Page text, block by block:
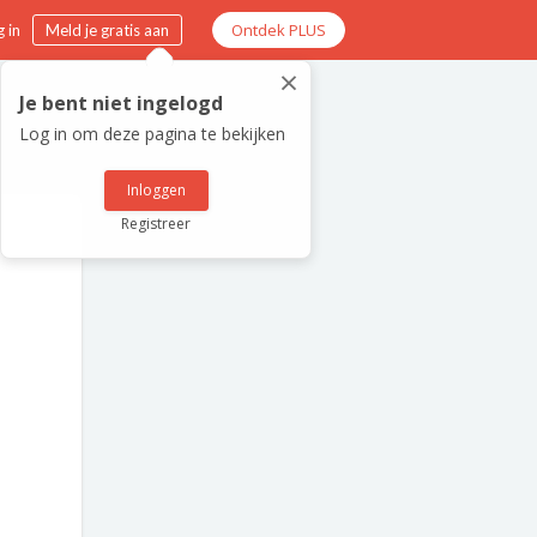
in Meld je gratis aan Ontdek PLUS
×
Je bent niet ingelogd
Log in om deze pagina te bekijken
Inloggen
Registreer